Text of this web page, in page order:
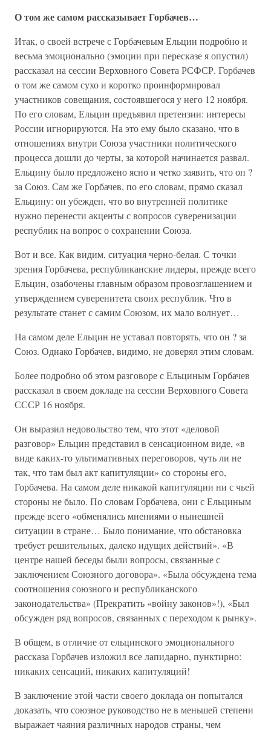
О том же самом рассказывает Горбачев…
Итак, о своей встрече с Горбачевым Ельцин подробно и
весьма эмоционально (эмоции при пересказе я опустил)
рассказал на сессии Верховного Совета РСФСР. Горбачев
о том же самом сухо и коротко проинформировал
участников совещания, состоявшегося у него 12 ноября.
По его словам, Ельцин предъявил претензии: интересы
России игнорируются. На это ему было сказано, что в
отношениях внутри Союза участники политического
процесса дошли до черты, за которой начинается развал.
Ельцину было предложено ясно и четко заявить, что он ?
за Союз. Сам же Горбачев, по его словам, прямо сказал
Ельцину: он убежден, что во внутренней политике
нужно перенести акценты с вопросов суверенизации
республик на вопрос о сохранении Союза.
Вот и все. Как видим, ситуация черно-белая. С точки
зрения Горбачева, республиканские лидеры, прежде всего
Ельцин, озабочены главным образом провозглашением и
утверждением суверенитета своих республик. Что в
результате станет с самим Союзом, их мало волнует…
На самом деле Ельцин не уставал повторять, что он ? за
Союз. Однако Горбачев, видимо, не доверял этим словам.
Более подробно об этом разговоре с Ельциным Горбачев
рассказал в своем докладе на сессии Верховного Совета
СССР 16 ноября.
Он выразил недовольство тем, что этот «деловой
разговор» Ельцин представил в сенсационном виде, «в
виде каких-то ультимативных переговоров, чуть ли не
так, что там был акт капитуляции» со стороны его,
Горбачева. На самом деле никакой капитуляции ни с чьей
стороны не было. По словам Горбачева, они с Ельциным
прежде всего «обменялись мнениями о нынешней
ситуации в стране… Было понимание, что обстановка
требует решительных, далеко идущих действий». «В
центре нашей беседы были вопросы, связанные с
заключением Союзного договора». «Была обсуждена тема
соотношения союзного и республиканского
законодательства» (Прекратить «войну законов»!), «Был
обсужден ряд вопросов, связанных с переходом к рынку».
В общем, в отличие от ельцинского эмоционального
рассказа Горбачев изложил все лапидарно, пунктирно:
никаких сенсаций, никаких капитуляций!
В заключение этой части своего доклада он попытался
доказать, что союзное руководство не в меньшей степени
выражает чаяния различных народов страны, чем